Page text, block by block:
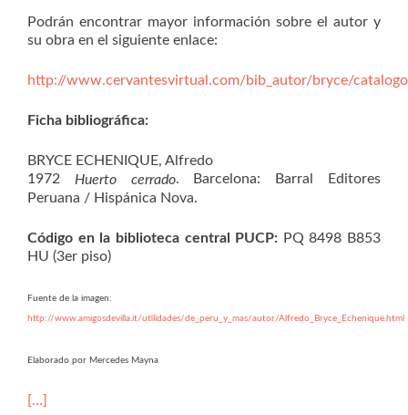
Podrán encontrar mayor información sobre el autor y
su obra en el siguiente enlace:
http://www.cervantesvirtual.com/bib_autor/bryce/
Ficha bibliográfica:
BRYCE ECHENIQUE, Alfredo
1972 Huerto cerrado. Barcelona: Barral Editores
Peruana / Hispánica Nova.
Código en la biblioteca central PUCP: PQ 8498 B853
HU (3er piso)
Fuente de la imagen:
http://www.amigosdevilla.it/utilidades/de_peru_y_mas/autor/Alfredo_Bryce_Echenique.html
Elaborado por Mercedes Mayna
[…]